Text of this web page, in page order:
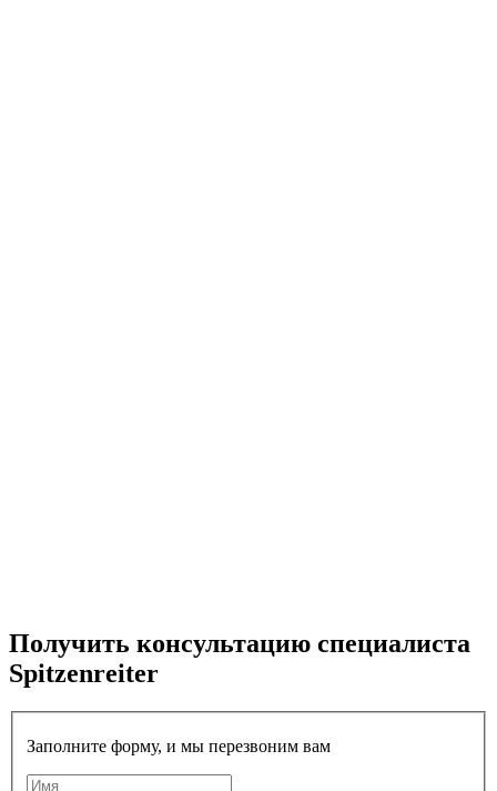
Получить консультацию специалиста
Spitzenreiter
Заполните форму, и мы перезвоним вам